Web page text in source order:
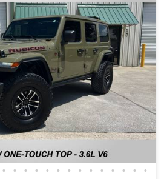
• • • • • • • • • • • • • •